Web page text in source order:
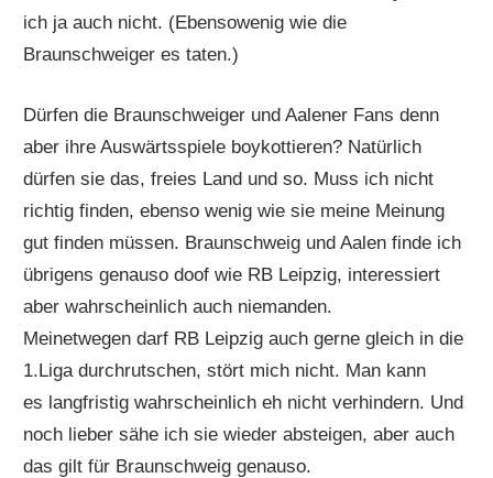
ich ja auch nicht. (Ebensowenig wie die
Braunschweiger es taten.)
Dürfen die Braunschweiger und Aalener Fans denn
aber ihre Auswärtsspiele boykottieren? Natürlich
dürfen sie das, freies Land und so. Muss ich nicht
richtig finden, ebenso wenig wie sie meine Meinung
gut finden müssen. Braunschweig und Aalen finde ich
übrigens genauso doof wie RB Leipzig, interessiert
aber wahrscheinlich auch niemanden.
Meinetwegen darf RB Leipzig auch gerne gleich in die
1.Liga durchrutschen, stört mich nicht. Man kann
es langfristig wahrscheinlich eh nicht verhindern. Und
noch lieber sähe ich sie wieder absteigen, aber auch
das gilt für Braunschweig genauso.